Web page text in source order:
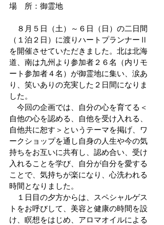
場　所：御霊地
８月５日（土）～６日（日）の二日間
（１泊２日）に渡りハートプランナーⅡ
を開催させていただきました。北は北海
道、南は九州より参加者２６名（内リモ
ート参加者４名）が御霊地に集い、涙あ
り、笑いありの充実した２日間になりま
した。
今回の企画では、自分の心を育てる＜
自他の心を認める、自他を受け入れる、
自他共に恕す＞というテーマを掲げ、ワ
ークショップを通し自身の人生や今の気
持ちをお互いに共有し、認め合い、受け
入れることを学び、自分が自分を愛する
ことで、気持ちが楽になり、心洗われる
時間となりました。
１日目の夕方からは、スペシャルゲス
トをお呼びして、美容と健康の時間を設
け、瞑想をはじめ、アロマオイルによる